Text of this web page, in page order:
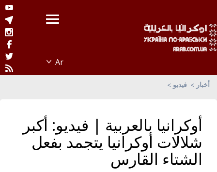
أخبار فيديو
أوكرانيا بالعربية | فيديو: أكبر
شلالات أوكرانيا يتجمد بفعل
الشتاء القارس